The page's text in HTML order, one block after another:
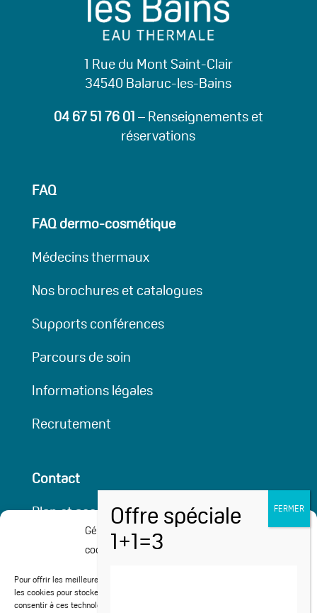
Gérer le consentement aux
cookies
Pour offrir les meilleures expériences, nous utilisons des technologies telles que
les cookies pour stocker et/ou accéder aux informations des appareils. Le fait de
consentir à ces technologies nous permettra de traiter des données telles que le
1 Rue du Mont Saint-Clair
34540 Balaruc-les-Bains
04 67 51 76 01– Renseignements et
réservations
FAQ
FAQ dermo-cosmétique
Médecins thermaux
Nos brochures et catalogues
Supports conférences
Parcours de soin
Informations légales
Recrutement
Contact
Plan et accessibilité
Partenaires
Cures médicalisées